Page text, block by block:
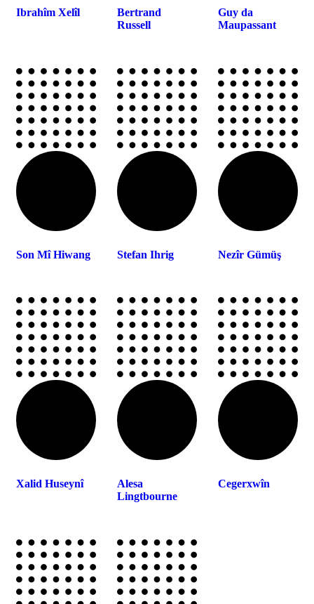
Ibrahîm Xelîl
Bertrand
Russell
Guy da
Maupassant
Son Mî Hiwang Stefan Ihrig Nezîr Gümüş
Xalid Huseynî
Alesa
Lingtbourne
Cegerxwîn